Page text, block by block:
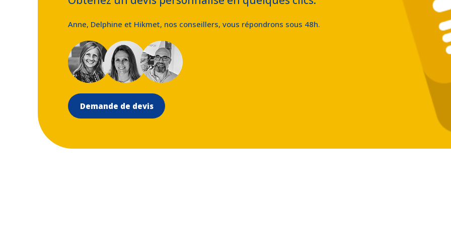
Anne, Delphine et Hikmet, nos conseillers, vous répondrons sous 48h.
Demande de devis